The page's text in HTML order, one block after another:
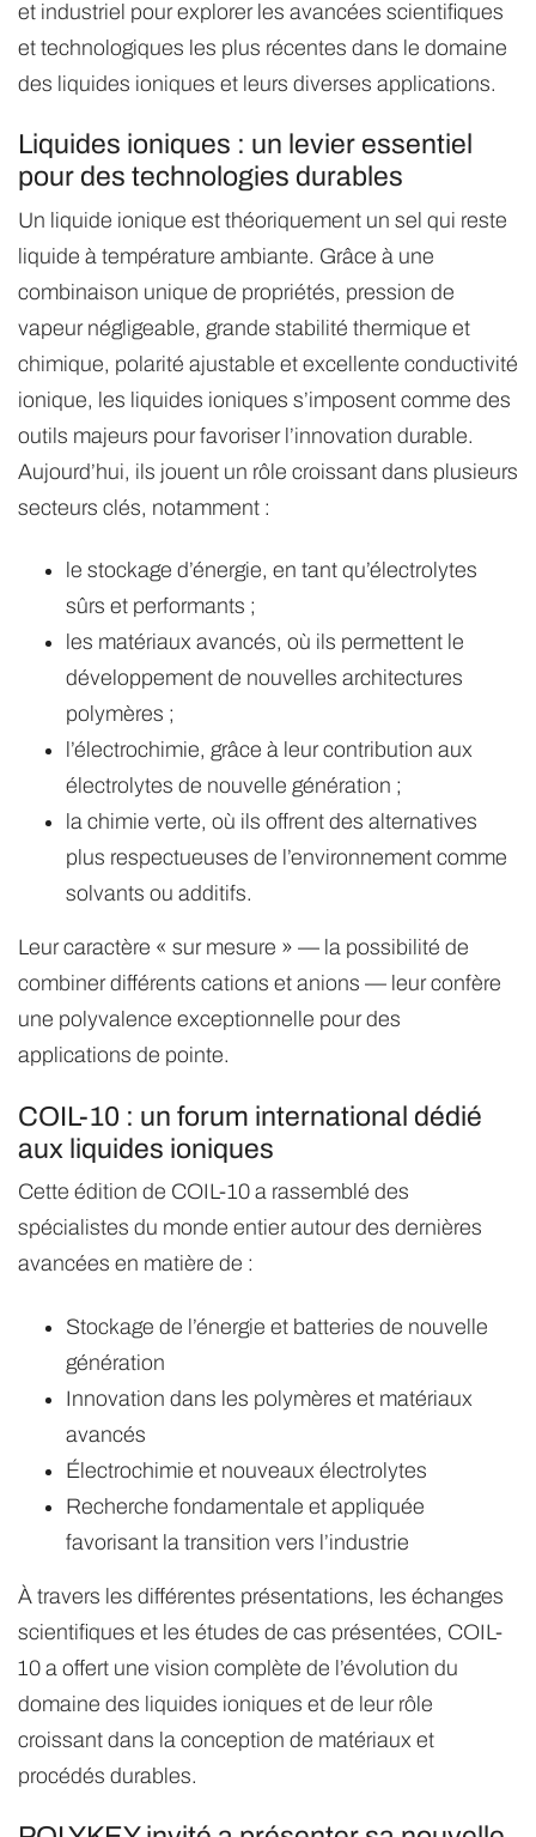
et industriel pour explorer les avancées scientifiques
et technologiques les plus récentes dans le domaine
des liquides ioniques et leurs diverses applications.
Liquides ioniques : un levier essentiel
pour des technologies durables
Un liquide ionique est théoriquement un sel qui reste
liquide à température ambiante. Grâce à une
combinaison unique de propriétés, pression de
vapeur négligeable, grande stabilité thermique et
chimique, polarité ajustable et excellente conductivité
ionique, les liquides ioniques s’imposent comme des
outils majeurs pour favoriser l’innovation durable.
Aujourd’hui, ils jouent un rôle croissant dans plusieurs
secteurs clés, notamment :
le stockage d’énergie, en tant qu’électrolytes
sûrs et performants ;
les matériaux avancés, où ils permettent le
développement de nouvelles architectures
polymères ;
l’électrochimie, grâce à leur contribution aux
électrolytes de nouvelle génération ;
la chimie verte, où ils offrent des alternatives
plus respectueuses de l’environnement comme
solvants ou additifs.
Leur caractère « sur mesure » — la possibilité de
combiner différents cations et anions — leur confère
une polyvalence exceptionnelle pour des
applications de pointe.
COIL-10 : un forum international dédié
aux liquides ioniques
Cette édition de COIL-10 a rassemblé des
spécialistes du monde entier autour des dernières
avancées en matière de :
Stockage de l’énergie et batteries de nouvelle
génération
Innovation dans les polymères et matériaux
avancés
Électrochimie et nouveaux électrolytes
Recherche fondamentale et appliquée
favorisant la transition vers l’industrie
À travers les différentes présentations, les échanges
scientifiques et les études de cas présentées, COIL-
10 a offert une vision complète de l’évolution du
domaine des liquides ioniques et de leur rôle
croissant dans la conception de matériaux et
procédés durables.